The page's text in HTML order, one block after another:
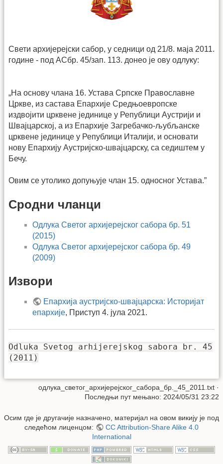
Свети архијерејски сабор, у седници од 21/8. маја 2011.
године - под АСбр. 45/зап. 113. донео је ову одлуку:
„На основу члана 16. Устава Српске Православне
Цркве, из састава Епархије Средњоевропске
издвојити црквене јединице у Републици Аустрији и
Швајцарској, а из Епархије Загребачко-љубљанске
црквене јединице у Републици Италији, и основати
нову Епархију Аустријско-швајцарску, са седиштем у
Бечу.
Овим се утолико допуњује члан 15. односног Устава.”
Сродни чланци
Одлука Светог архијерејског сабора бр. 51
(2015)
Одлука Светог архијерејског сабора бр. 49
(2009)
Извори
Епархија аустријско-швајцарска: Историјат
епархије, Приступ 4. јула 2021.
Odluka Svetog arhijerejskog sabora br. 45
(2011)
одлука_светог_архијерејског_сабора_бр._45_2011.txt ·
Последњи пут мењано: 2024/05/31 23:22
Осим где је другачије назначено, материјал на овом викију је под
следећом лиценцом:
CC Attribution-Share Alike 4.0
International